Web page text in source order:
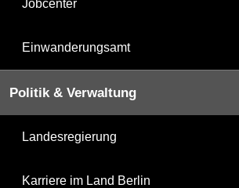
Jobcenter
Einwanderungsamt
Politik & Verwaltung
Landesregierung
Karriere im Land Berlin